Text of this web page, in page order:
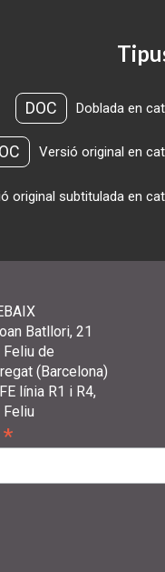
DOC Doblada en
Versió original en
original subtitulada en
Batllori, 21
Feliu de
(Barcelona)
línia R1 i R4,
Feliu
*